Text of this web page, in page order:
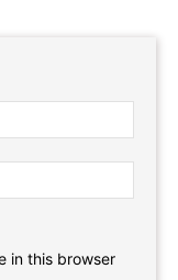
in this browser